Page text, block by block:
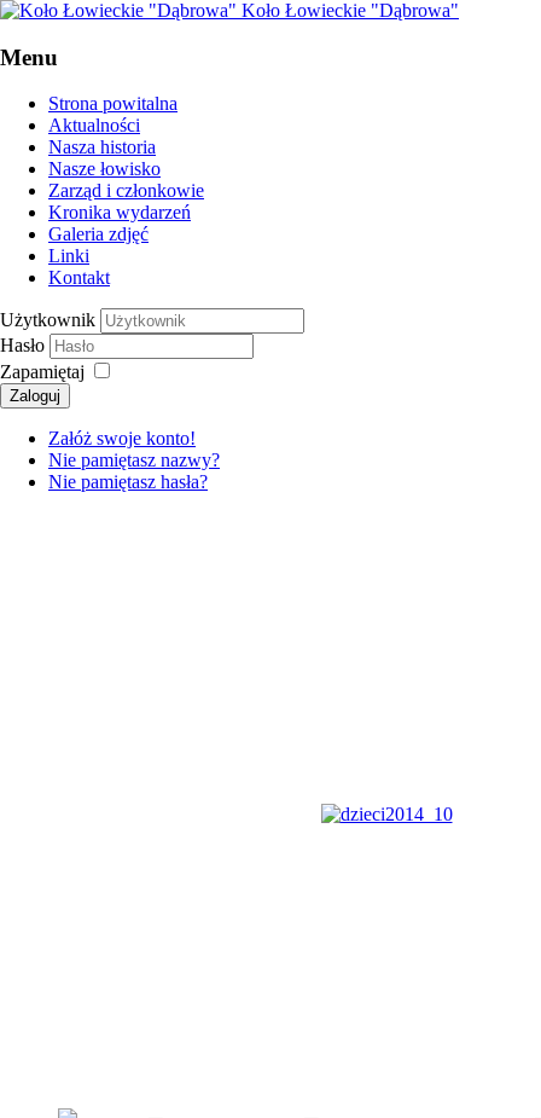
Koło Łowieckie "Dąbrowa"
Menu
Strona powitalna
Aktualności
Nasza historia
Nasze łowisko
Zarząd i członkowie
Kronika wydarzeń
Galeria zdjęć
Linki
Kontakt
Użytkownik
Hasło
Zapamiętaj
Załóż swoje konto!
Nie pamiętasz nazwy?
Nie pamiętasz hasła?